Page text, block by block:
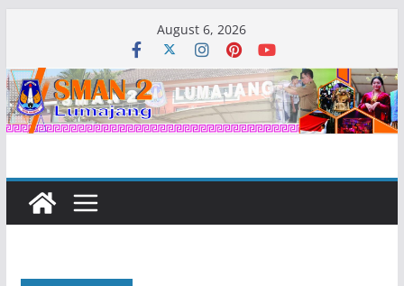
content
August 6, 2026